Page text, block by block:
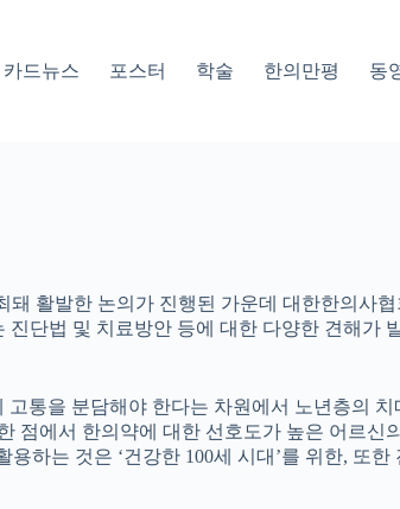
카드뉴스 포스터 학술 한의만평 동
활발한 논의가 진행된 가운데 대한한의사
단법 및 치료방안 등에 대한 다양한 견해가
통을 분담해야 한다는 차원에서 노년층의
점에서 한의약에 대한 선호도가 높은 어르신
하는 것은 ‘건강한 100세 시대’를 위한, 또